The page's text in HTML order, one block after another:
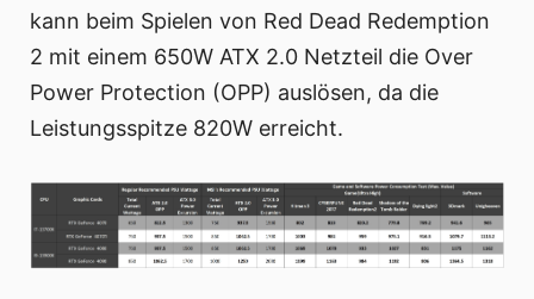
kann beim Spielen von Red Dead Redemption
2 mit einem 650W ATX 2.0 Netzteil die Over
Power Protection (OPP) auslösen, da die
Leistungsspitze 820W erreicht.